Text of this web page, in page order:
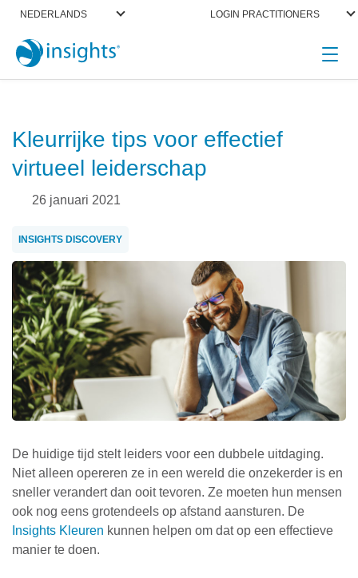
NEDERLANDS LOGIN PRACTITIONERS
Kleurrijke tips voor effectief
virtueel leiderschap
26 januari 2021
INSIGHTS DISCOVERY
De huidige tijd stelt leiders voor een dubbele uitdaging.
Niet alleen opereren ze in een wereld die onzekerder is en
sneller verandert dan ooit tevoren. Ze moeten hun mensen
ook nog eens grotendeels op afstand aansturen. De
Insights Kleuren kunnen helpen om dat op een effectieve
manier te doen.